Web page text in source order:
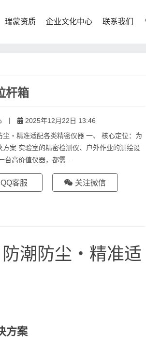
瑞蒙资质 企业文化中心 联系我们
杆箱
|
2025年12月22日 13:46
・精准适配各类精密仪器 一、 核心定位：为
案 实验室的精密检测仪、户外作业的测绘设
高价值仪器，都需...
QQ客服 关注微信
潮防尘・精准适
方案